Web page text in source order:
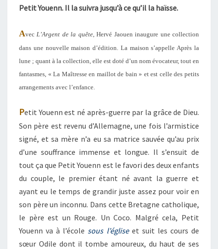
Petit Youenn. Il la suivra jusqu’à ce qu’il la haïsse.
AvecL’Argent de la quête, Hervé Jaouen inaugure une collection
dans une nouvelle maison d’édition. La maison s’appelle Après la
lune ; quant à la collection, elle est doté d’un nom évocateur, tout en
fantasmes, « La Maîtresse en maillot de bain » et est celle des petits
arrangements avec l’enfance.
Petit Youenn est né après-guerre par la grâce de Dieu.
Son père est revenu d’Allemagne, une fois l’armistice
signé, et sa mère n’a eu sa matrice sauvée qu’au prix
d’une souffrance immense et longue. Il s’ensuit de
tout ça que Petit Youenn est le favori des deux enfants
du couple, le premier étant né avant la guerre et
ayant eu le temps de grandir juste assez pour voir en
son père un inconnu. Dans cette Bretagne catholique,
le père est un Rouge. Un Coco. Malgré cela, Petit
Youenn va à l’école sous l’égliseet suit les cours de
sœur Odile dont il tombe amoureux, du haut de ses